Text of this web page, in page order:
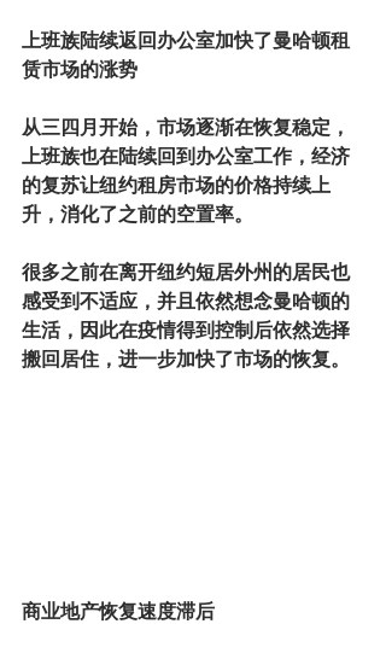
上班族陆续返回办公室加快了曼哈顿租
赁市场的涨势
从三四月开始，市场逐渐在恢复稳定，
上班族也在陆续回到办公室工作，经济
的复苏让纽约租房市场的价格持续上
升，消化了之前的空置率。
很多之前在离开纽约短居外州的居民也
感受到不适应，并且依然想念曼哈顿的
生活，因此在疫情得到控制后依然选择
搬回居住，进一步加快了市场的恢复。
商业地产恢复速度滞后